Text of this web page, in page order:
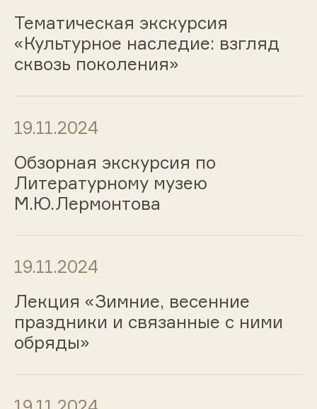
Тематическая экскурсия
«Культурное наследие: взгляд
сквозь поколения»
19.11.2024
Обзорная экскурсия по
Литературному музею
М.Ю.Лермонтова
19.11.2024
Лекция «Зимние, весенние
праздники и связанные с ними
обряды»